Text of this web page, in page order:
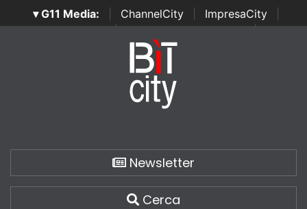
▾ G11 Media: ChannelCity ImpresaCity
SecurityOpenLab | Italian Channel Awards | Italian
Italian Security Awards
Newsletter
Cerca